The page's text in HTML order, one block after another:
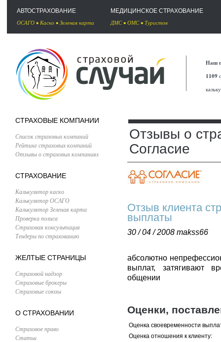
АВТОСТРАХОВАНИЕ
ОСАГО • Каско • Зеленая карта
МЕДИЦИНСКОЕ СТРАХОВАНИЕ
ДМС• ОМС• Туристов
Наш
1109
СТРАХОВЫЕ КОМПАНИИ
Список страховых компаний
Рейтинг страховых компаний
Отзывы о страховых компаниях
СТРАХОВАНИЕ
Калькулятор каско
Калькулятор ОСАГО
Калькулятор Зеленая карта
Проверка полиса
Страховая консультация
Тендеры по страхованию
ЖЕЛТЫЕ СТРАНИЦЫ
Страховой надзор
Страховые брокеры
Страховые союзы
О СТРАХОВАНИИ
Страховое право
Статьи
Отзывы о
Согласие
Отзыв клиента
выплаты
30 / 04 / 2008 makss66
абсолютно
выплат, затягивают
общении
Оценки,
Оценка своевременности
Оценка отношения к клиенту: